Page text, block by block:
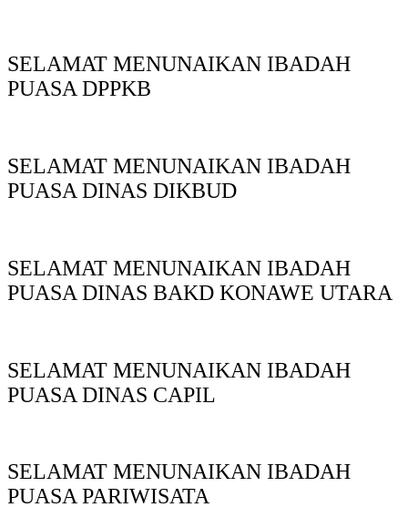
SELAMAT MENUNAIKAN IBADAH
PUASA DPPKB
SELAMAT MENUNAIKAN IBADAH
PUASA DINAS DIKBUD
SELAMAT MENUNAIKAN IBADAH
PUASA DINAS BAKD KONAWE UTARA
SELAMAT MENUNAIKAN IBADAH
PUASA DINAS CAPIL
SELAMAT MENUNAIKAN IBADAH
PUASA PARIWISATA